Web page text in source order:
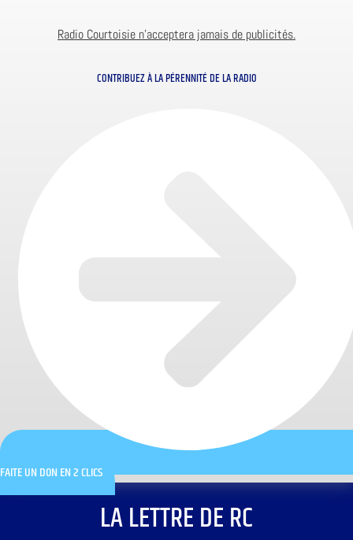
Radio Courtoisie n’acceptera jamais de publicités.
CONTRIBUEZ À LA PÉRENNITÉ DE LA RADIO
FAITE UN DON EN 2 CLICS
LA LETTRE DE RC